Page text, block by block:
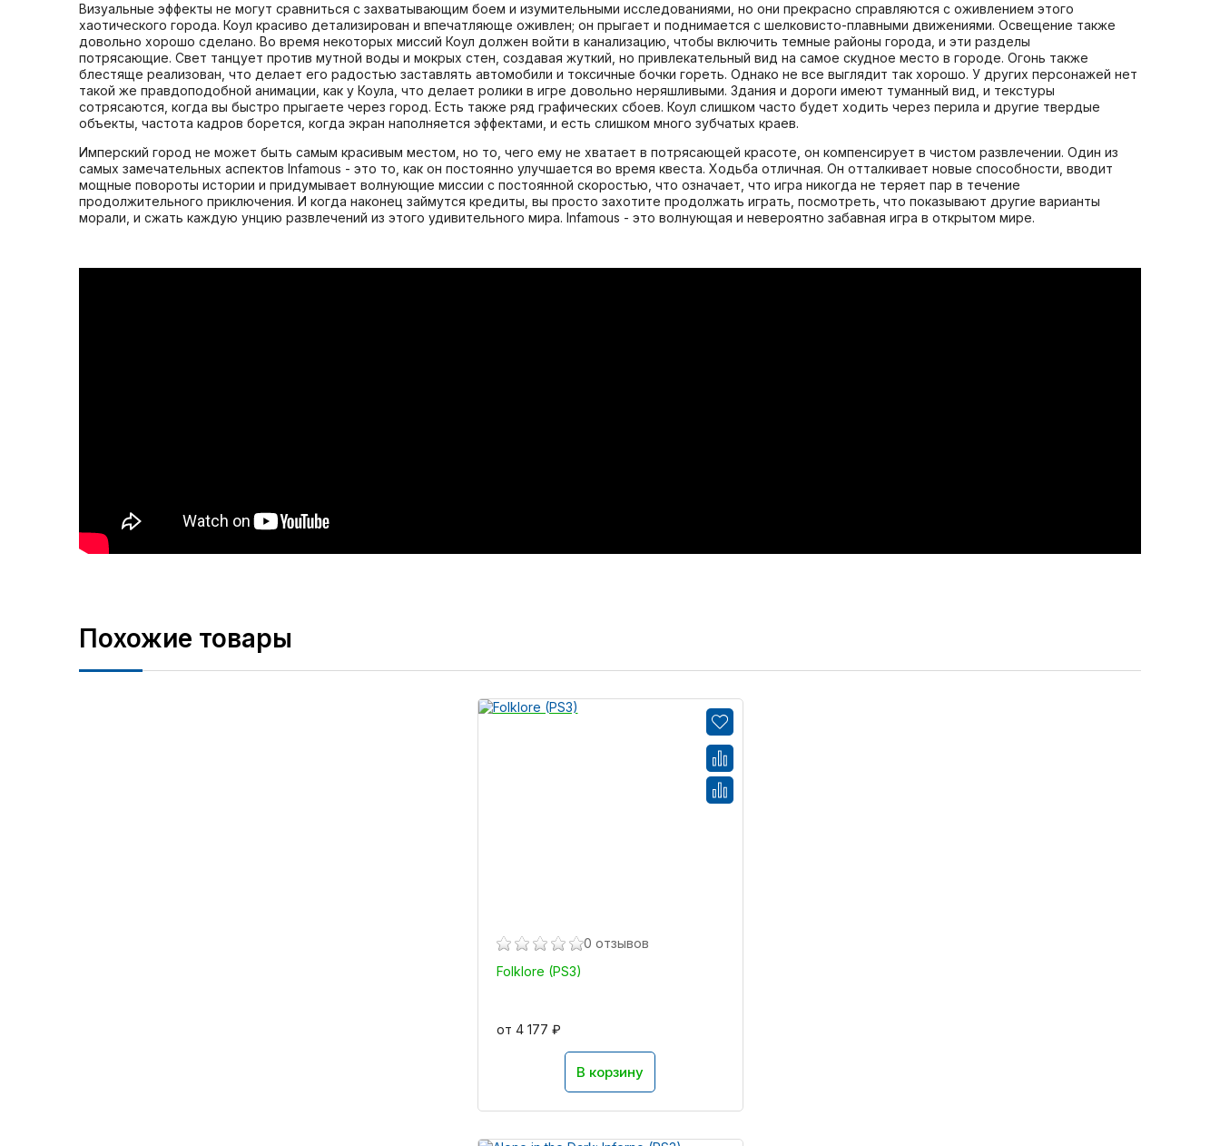
Визуальные эффекты не могут сравниться с захватывающим боем и изумительными исследованиями, но они прекрасно справляются с оживлением этого
хаотического города. Коул красиво детализирован и впечатляюще оживлен; он прыгает и поднимается с шелковисто-плавными движениями. Освещение также
довольно хорошо сделано. Во время некоторых миссий Коул должен войти в канализацию, чтобы включить темные районы города, и эти разделы
потрясающие. Свет танцует против мутной воды и мокрых стен, создавая жуткий, но привлекательный вид на самое скудное место в городе. Огонь также
блестяще реализован, что делает его радостью заставлять автомобили и токсичные бочки гореть. Однако не все выглядит так хорошо. У других персонажей нет
такой же правдоподобной анимации, как у Коула, что делает ролики в игре довольно неряшливыми. Здания и дороги имеют туманный вид, и текстуры
сотрясаются, когда вы быстро прыгаете через город. Есть также ряд графических сбоев. Коул слишком часто будет ходить через перила и другие твердые
объекты, частота кадров борется, когда экран наполняется эффектами, и есть слишком много зубчатых краев.
Имперский город не может быть самым красивым местом, но то, чего ему не хватает в потрясающей красоте, он компенсирует в чистом развлечении. Один из
самых замечательных аспектов Infamous - это то, как он постоянно улучшается во время квеста. Ходьба отличная. Он отталкивает новые способности, вводит
мощные повороты истории и придумывает волнующие миссии с постоянной скоростью, что означает, что игра никогда не теряет пар в течение
продолжительного приключения. И когда наконец займутся кредиты, вы просто захотите продолжать играть, посмотреть, что показывают другие варианты
морали, и сжать каждую унцию развлечений из этого удивительного мира. Infamous - это волнующая и невероятно забавная игра в открытом мире.
Похожие товары
0 отзывов
Folklore (PS3)
от 4 177 ₽
В корзину